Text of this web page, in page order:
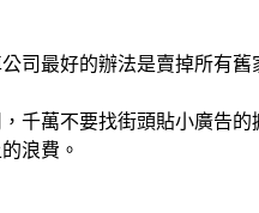
司最好的辦法是賣掉所有
千萬不要找街頭貼小廣告
浪費。